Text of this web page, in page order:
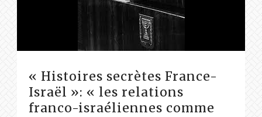
« Histoires secrètes France-
Israël »: « les relations
franco-israéliennes comme